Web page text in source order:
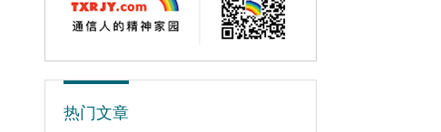
热门文章